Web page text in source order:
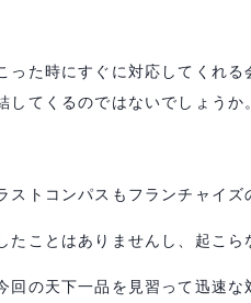
った時にすぐに対応してくれ
てくるのではないでしょうか
トコンパスもフランチャイズ
たことはありませんし、起こら
回の天下一品を見習って迅速